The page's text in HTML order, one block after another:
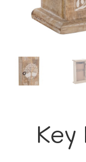
Key